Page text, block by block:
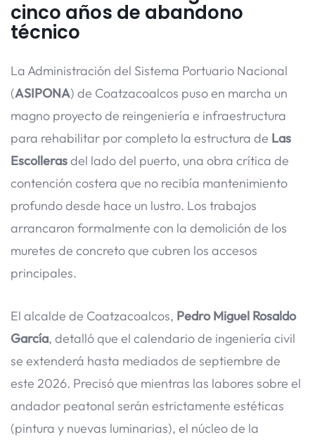
cinco años de abandono
técnico
La Administración del Sistema Portuario Nacional
(ASIPONA) de Coatzacoalcos puso en marcha un
magno proyecto de reingeniería e infraestructura
para rehabilitar por completo la estructura de Las
Escollerasdel lado del puerto, una obra crítica de
contención costera que no recibía mantenimiento
profundo desde hace un lustro. Los trabajos
arrancaron formalmente con la demolición de los
muretes de concreto que cubren los accesos
principales.
El alcalde de Coatzacoalcos, Pedro Miguel Rosaldo
García, detalló que el calendario de ingeniería civil
se extenderá hasta mediados de septiembre de
este 2026. Precisó que mientras las labores sobre el
andador peatonal serán estrictamente estéticas
(pintura y nuevas luminarias), el núcleo de la